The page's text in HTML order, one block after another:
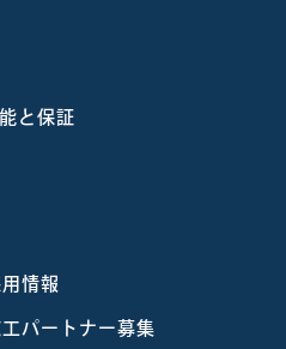
と保証
情報
パートナー募集